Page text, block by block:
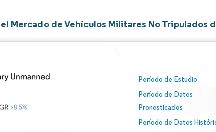
Mercado de Vehículos Militares No Tripulados
Período de Estudio
Período de Datos
Pronosticados
Período de Datos